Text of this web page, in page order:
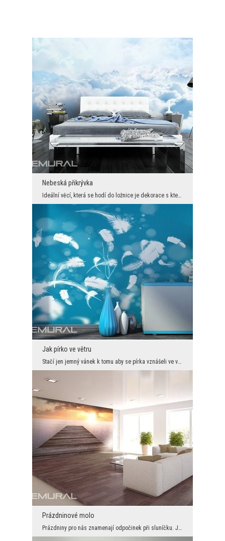
Nebeská přikrývka
Ideální věcí, která se hodí do ložnice je dekorace s kterou bude každý sen a každá chvilka relaxu...
Jak pírko ve větru
Stačí jen jemný vánek k tomu aby se pírka vznášeli ve vzduchu. Tento moment jsme vlastně zachytil...
Prázdninové molo
Prázdniny pro nás znamenají odpočinek při sluníčku. Je to čas, kdy si můžeme posedět u jezírka a ...